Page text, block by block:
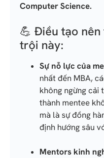
Computer Science.
💪 Điều tạo
trội này:
Sự nỗ lực của
nhất đến MBA,
không ngừng cải
thành mentee
mà là sự đồng
định hướng sâu
Mentors kinh